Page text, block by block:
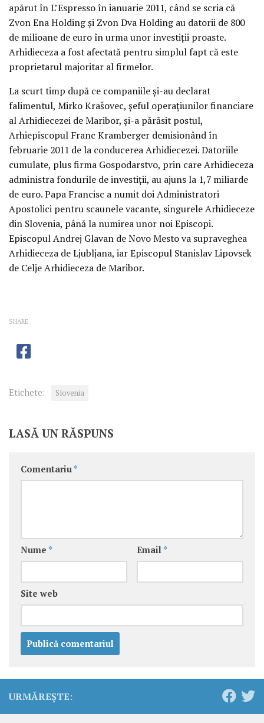
apărut în L’Espresso în ianuarie 2011, când se scria că
Zvon Ena Holding şi Zvon Dva Holding au datorii de 800
de milioane de euro în urma unor investiţii proaste.
Arhidieceza a fost afectată pentru simplul fapt că este
proprietarul majoritar al firmelor.
La scurt timp după ce companiile şi-au declarat
falimentul, Mirko Krašovec, şeful operaţiunilor financiare
al Arhidiecezei de Maribor, şi-a părăsit postul,
Arhiepiscopul Franc Kramberger demisionând în
februarie 2011 de la conducerea Arhidiecezei. Datoriile
cumulate, plus firma Gospodarstvo, prin care Arhidieceza
administra fondurile de investiţii, au ajuns la 1,7 miliarde
de euro. Papa Francisc a numit doi Administratori
Apostolici pentru scaunele vacante, singurele Arhidieceze
din Slovenia, până la numirea unor noi Episcopi.
Episcopul Andrej Glavan de Novo Mesto va supraveghea
Arhidieceza de Ljubljana, iar Episcopul Stanislav Lipovsek
de Celje Arhidieceza de Maribor.
SHARE
Etichete: Slovenia
LASĂ UN RĂSPUNS
Comentariu *
Nume * Email *
Site web
URMĂREȘTE: